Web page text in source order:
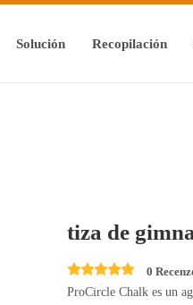
Solución Recopilación
tiza de
0
ProCircle Chalk es un